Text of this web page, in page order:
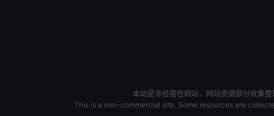
本站是非经营性网站，网站资源部分收集
This is a non-commercial site. Some resources are